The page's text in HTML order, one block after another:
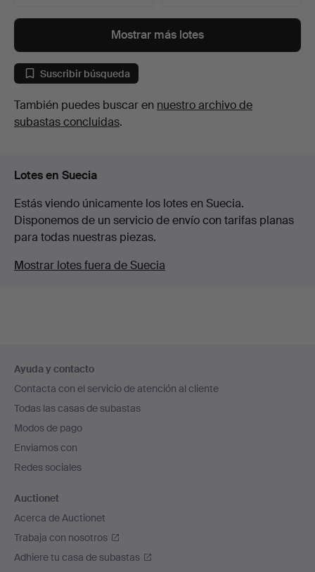
Mostrar más lotes
Suscribir búsqueda
También puedes buscar en nuestro archivo de
subastas concluidas.
Lotes en Suecia
Estás viendo únicamente los lotes en Suecia.
Disponemos de un servicio de envío con tarifas planas
para todas nuestras piezas.
Mostrar lotes fuera de Suecia
en
el
pie
de
página
Ayuda y contacto
Contacta con el servicio de atención al cliente
Todas las casas de subastas
Modos de pago
Enviamos con
Redes sociales
Auctionet
Acerca de Auctionet
Trabaja con nosotros
Adhiere tu casa de subastas